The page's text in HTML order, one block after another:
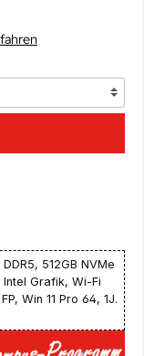
512GB NVMe
Intel Grafik, Wi-Fi
Win 11 Pro 64, 1J.